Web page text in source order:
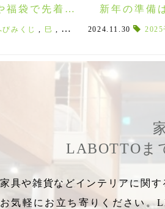
福袋で先着運
トも♪予約は1
びみくじ , 巳 , 干支 巳,干支へび ,初売り
新年の準備
り！！干支「
2024.11.30 2025
LABOTTOま
家具や雑貨などインテリアに関
お気軽にお立ち寄りください。